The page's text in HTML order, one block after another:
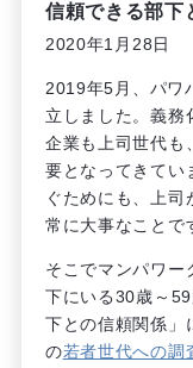
信頼できる部下
2020年1月28日
2019年5月、パワ
立しました。義務
企業も上司世代も
要となってきてい
ぐためにも、上
常に大事なことで
そこでマンパワー
下にいる30歳～
下との信頼関係」
の若者世代への調